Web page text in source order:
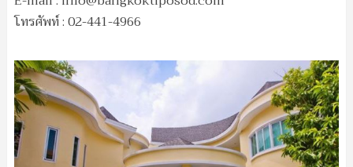
โทรศัพท์ : 02-441-4966